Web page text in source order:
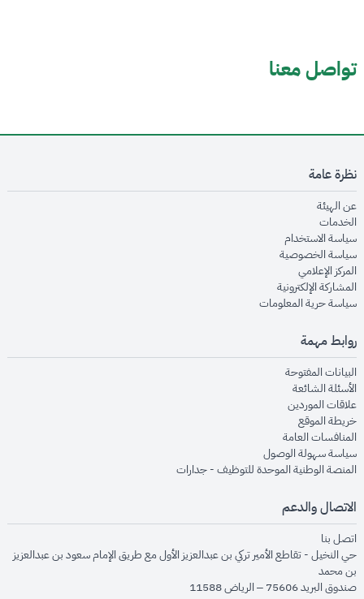
تواصل معنا
نظرة عامة
عن الهيئةopens in new window
الخدماتopens in new window
سياسة الاستخدام
سياسة الخصوصيةopens in new window
المركز الإعلاميopens in new window
المشاركة الإلكترونيةopens in new window
سياسة حرية المعلوماتopens in new window
روابط مهمة
البيانات المفتوحةopens in new window
الأسئلة الشائعةopens in new window
علاقات الموردينopens in new window
خريطة الموقعopens in new window
المنافسات العامةopens in new window
سياسة سهولة الوصولopens in new window
المنصة الوطنية الموحدة للتوظيف - جداراتopens in new window
الاتصال والدعم
اتصل بنا
حي النخيل - تقاطع الأمير تركي بن عبدالعزيز الأول مع طريق الإمام سعود بن عبدالعزيز
بن محمد
صندوق البريد 75606 – الرياض 11588